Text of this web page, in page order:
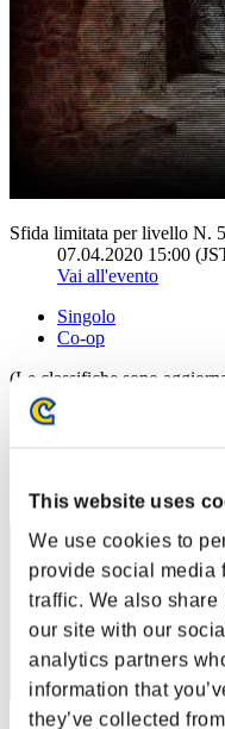
This website uses
We use cookies to
provide social media
traffic. We also
our site with our
analytics partners
information that
they’ve collected
Sfida limitata per livello N.
07.04.2020 15:00
Vai all'evento
Singolo
Co-op
(Le classifiche sono
Classifiche
111